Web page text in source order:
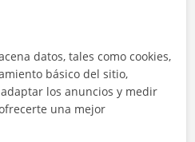
datos, tales como cookies,
básico del sitio,
los anuncios y medir
una mejor